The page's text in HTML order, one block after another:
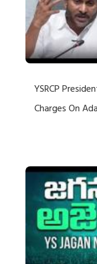
YSRCP
Charges On